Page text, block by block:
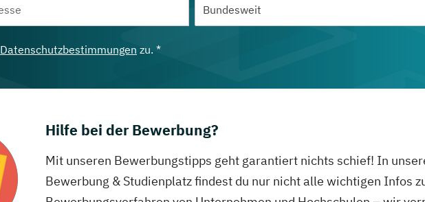
Datenschutzbestimmungen zu. *
Hilfe bei der Bewerbung?
Mit unseren Bewerbungstipps geht garantiert nichts schief! In
Bewerbung & Studienplatz findest du nur nicht alle wichtigen Infos